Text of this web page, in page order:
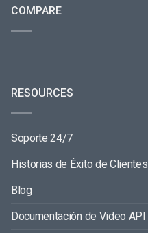
COMPARE
RESOURCES
Soporte 24/7
Historias de Éxito de Clientes
Blog
Documentación de Video API